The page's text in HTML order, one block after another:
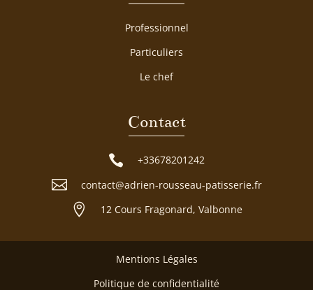
Professionnel
Particuliers
Le chef
Contact
 +33678201242
 contact@adrien-rousseau-patisserie.fr
 12 Cours Fragonard, Valbonne
Mentions Légales
Politique de confidentialité